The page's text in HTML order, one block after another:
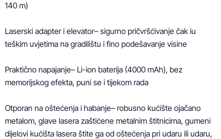
140 m)
Laserski adapter i elevator– sigurno pričvršćivanje čak iu
teškim uvjetima na gradilištu i fino podešavanje visine
Praktično napajanje– Li-ion baterija (4000 mAh), bez
memorijskog efekta, puni se i tijekom rada
Otporan na oštećenja i habanje– robusno kućište ojačano
metalom, glave lasera zaštićene metalnim štitnicima, gumeni
dijelovi kućišta lasera štite ga od oštećenja pri udaru ili udaru,